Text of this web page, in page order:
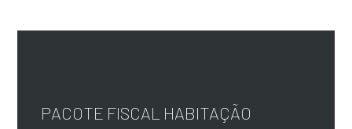
PACOTE FISCAL HABITAÇÃO